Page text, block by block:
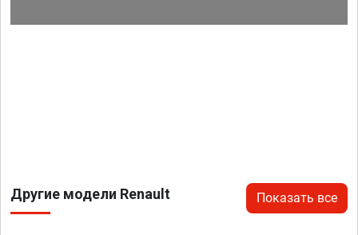
Другие модели Renault Показать все